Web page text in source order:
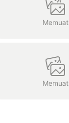
Memuat
Memuat